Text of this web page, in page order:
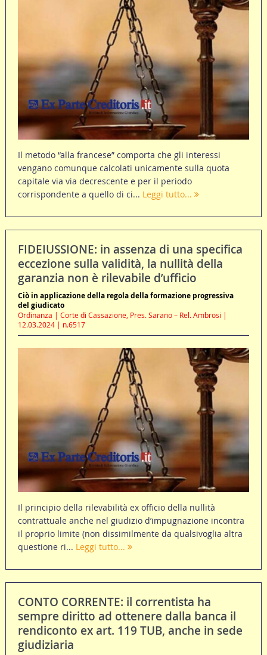
Il metodo “alla francese” comporta che gli interessi
vengano comunque calcolati unicamente sulla quota
capitale via via decrescente e per il periodo
corrispondente a quello di ci... Leggi tutto...
FIDEIUSSIONE: in assenza di una specifica
eccezione sulla validità, la nullità della
garanzia non è rilevabile d’ufficio
Ciò in applicazione della regola della formazione progressiva
del giudicato
Ordinanza | Corte di Cassazione, Pres. Sarano – Rel. Ambrosi |
12.03.2024 | n.6517
Il principio della rilevabilità ex officio della nullità
contrattuale anche nel giudizio d’impugnazione incontra
il proprio limite (non dissimilmente da qualsivoglia altra
questione ri... Leggi tutto...
CONTO CORRENTE: il correntista ha
sempre diritto ad ottenere dalla banca il
rendiconto ex art. 119 TUB, anche in sede
giudiziaria